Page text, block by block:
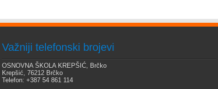
Važniji telefonski brojevi
OSNOVNA ŠKOLA KREPŠIĆ, Brčko
Krepšić, 76212 Brčko
Telefon: +387 54 861 114